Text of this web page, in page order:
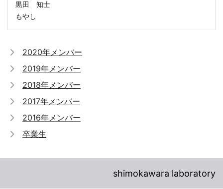
黒田 知士
もやし
2020年メンバー
2019年メンバー
2018年メンバー
2017年メンバー
2016年メンバー
卒業生
shimokawara laboratory